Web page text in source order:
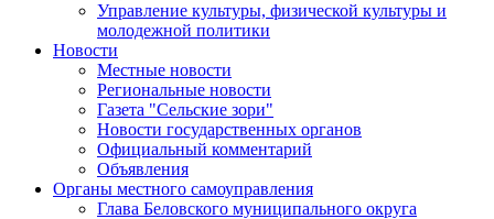
Управление культуры, физической культуры и
молодежной политики
Новости
Местные новости
Региональные новости
Газета "Сельские зори"
Новости государственных органов
Официальный комментарий
Объявления
Органы местного самоуправления
Глава Беловского муниципального округа